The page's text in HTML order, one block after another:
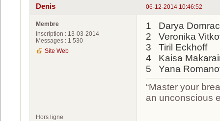
06-12-2014 10:46:52
Denis
Membre
Inscription : 13-03-2014
Messages : 1 530
Site Web
1 Darya
2 Veronika
3 Tiril Eckhoff
4 Kaisa
5 Yana
“Master your
an unconscious
Hors ligne